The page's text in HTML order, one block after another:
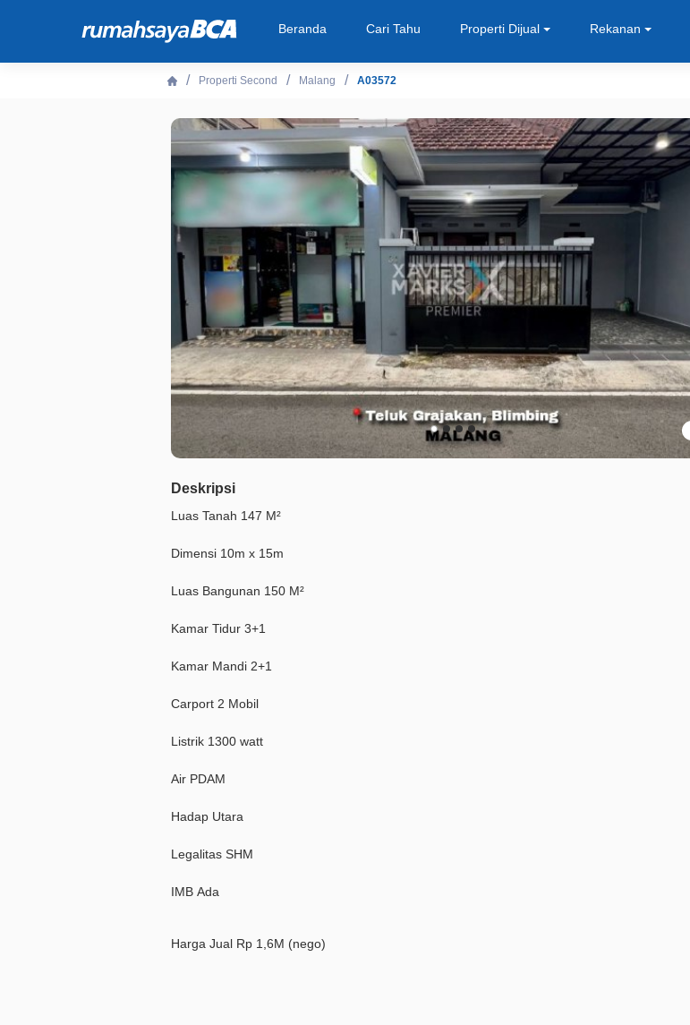
Beranda Cari Tahu Properti Dijual Rekanan
Properti Second Malang A03572
Deskripsi
Luas Tanah 147 M²
Dimensi 10m x 15m
Luas Bangunan 150 M²
Kamar Tidur 3+1
Kamar Mandi 2+1
Carport 2 Mobil
Listrik 1300 watt
Air PDAM
Hadap Utara
Legalitas SHM
IMB Ada
Harga Jual Rp 1,6M (nego)